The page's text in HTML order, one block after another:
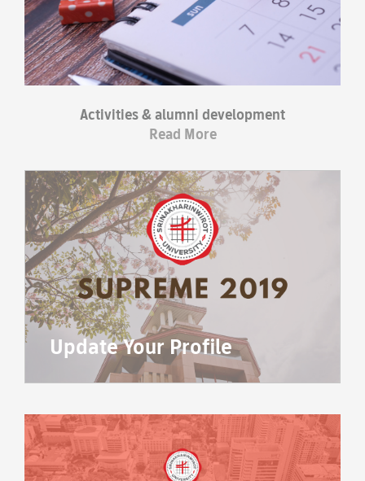
Activities & alumni development
Read More
Update Your Profile